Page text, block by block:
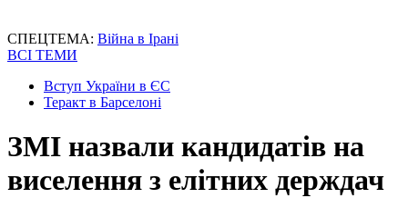
СПЕЦТЕМА: Війна в Ірані
ВСІ ТЕМИ
Вступ України в ЄС
Теракт в Барселоні
ЗМІ назвали кандидатів на
виселення з елітних держдач